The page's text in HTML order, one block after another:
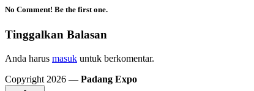
No Comment! Be the first one.
Tinggalkan Balasan
Anda harus masuk untuk berkomentar.
Copyright 2026 — Padang Expo